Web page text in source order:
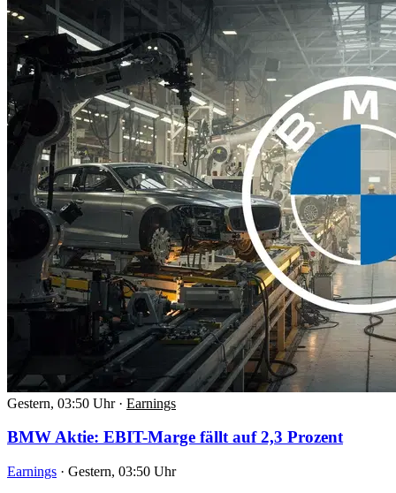
Gestern, 03:50 Uhr · Earnings
BMW Aktie: EBIT-Marge fällt auf 2,3 Prozent
Earnings · Gestern, 03:50 Uhr